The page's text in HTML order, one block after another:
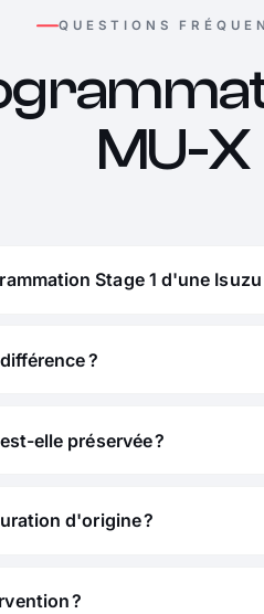
QUESTIONS
MU-X
Stage 1 d'une Isuzu
?
elle préservée ?
d'origine ?
?